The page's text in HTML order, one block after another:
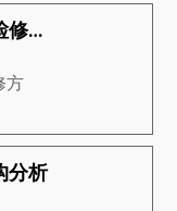
茵梦达贝得电机的检修方向
方
分析